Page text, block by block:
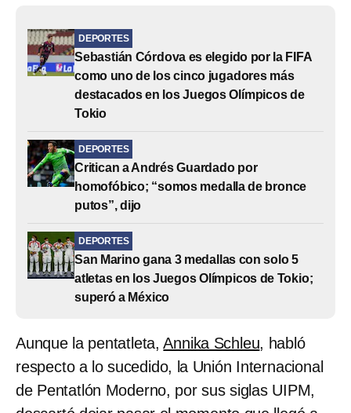
DEPORTES
Sebastián Córdova es elegido por la FIFA
como uno de los cinco jugadores más
destacados en los Juegos Olímpicos de
Tokio
DEPORTES
Critican a Andrés Guardado por
homofóbico; “somos medalla de bronce
putos”, dijo
DEPORTES
San Marino gana 3 medallas con solo 5
atletas en los Juegos Olímpicos de Tokio;
superó a México
Aunque la pentatleta,Annika Schleu, habló
respecto a lo sucedido, la Unión Internacional
de Pentatlón Moderno, por sus siglas UIPM,